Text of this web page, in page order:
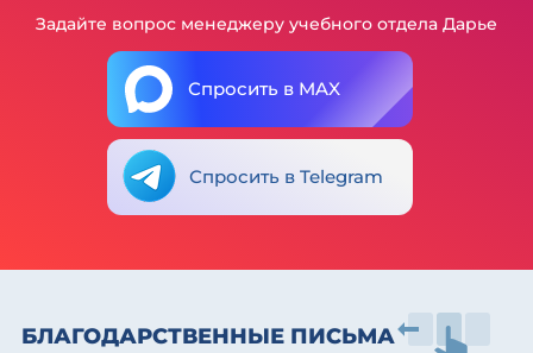
Задайте вопрос менеджеру учебного отдела Дарье
Спросить в MAX
Спросить в Telegram
БЛАГОДАРСТВЕННЫЕ ПИСЬМА